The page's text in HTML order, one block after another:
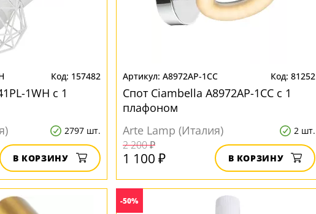
157482
1WH с 1
2797 шт.
В КОРЗИНУ
A8972AP-1CC 81252
Спот Ciambella A8972AP-1CC с 1
плафоном
Arte Lamp (Италия)
2 шт.
2 200 ₽
1 100 ₽ В КОРЗИНУ
-50%